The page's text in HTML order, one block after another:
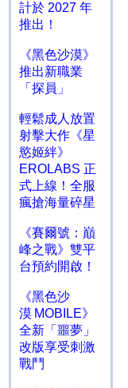
計於 2027 年
推出！
《黑色沙漠》
推出新職業
「探員」
輕鬆成人放置
射擊大作《星
慾姬絆》
EROLABS 正
式上線！全服
瘋搶海量碎星
《賽爾號：巔
峰之戰》雙平
台預約開啟！
《黑色沙
漠 MOBILE》
全新「噩夢」
改版享受刺激
戰鬥